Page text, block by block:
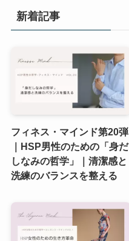
新着記事
フィネス・マインド第20弾
｜HSP男性のための「身だ
しなみの哲学」｜清潔感と
洗練のバランスを整える